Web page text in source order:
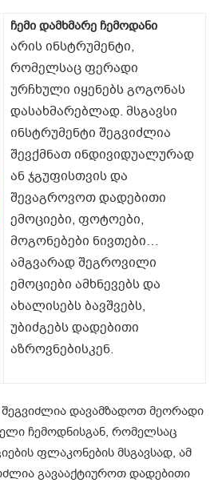
ჩემი დამხმარე ჩემოდანი
არის ინსტრუმენტი,
რომელსაც ფერადი
ურჩხული იყენებს გოგონას
დასახმარებლად. მსგავსი
ინსტრუმენტი შეგვიძლია
შევქმნათ ინდივიდუალურად
ან ჯგუფისთვის და
შევაგროვოთ დადებითი
ემოციები, ფოტოები,
მოგონებები ნივთები…
ამგვარად შეგროვილი
ემოციები ამხნევებს და
ახალისებს ბავშვებს,
უბიძგებს დადებითი
აზროვნებისკენ.
დავამზადოთ მეორადი
ჩემოდნისგან, რომელსაც
ფლაკონების მსგავსად, ამ
გავააქტიუროთ დადებითი